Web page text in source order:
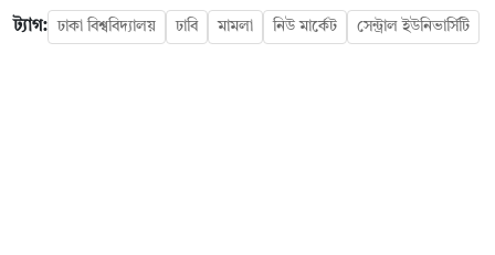
ট্যাগ: ঢাকা বিশ্ববিদ্যালয় ঢাবি মামলা নিউ মার্কেট সেন্ট্রাল ইউনিভার্সিটি